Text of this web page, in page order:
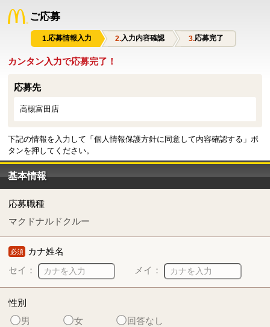
ご応募
応募情報入力 入力内容確認 応募完了
カンタン入力で応募完了！
応募先
高槻富田店
下記の情報を入力して「個人情報保護方針に同意して内容確認する」ボ
タンを押してください。
基本情報
応募職種
マクドナルドクルー
必須 カナ姓名
セイ：
メイ：
性別
男
女 回答なし